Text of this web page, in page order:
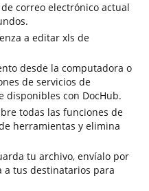
correo electrónico actual
a editar xls de
desde la computadora o
de servicios de
disponibles con DocHub.
todas las funciones de
herramientas y elimina
tu archivo, envíalo por
a tus destinatarios para